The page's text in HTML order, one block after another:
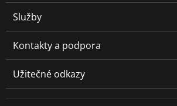
Služby
Kontakty a podpora
Užitečné odkazy